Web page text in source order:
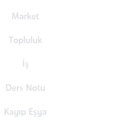
Market
Topluluk
İş
Ders Notu
Kayıp Eşya